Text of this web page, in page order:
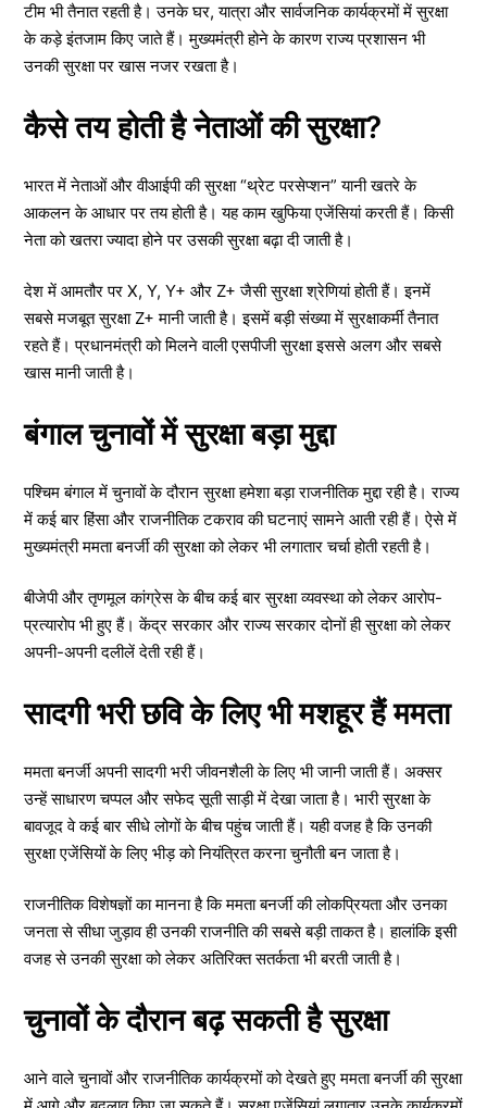
टीम भी तैनात रहती है। उनके घर, यात्रा और सार्वजनिक कार्यक्रमों में सुरक्षा
के कड़े इंतजाम किए जाते हैं। मुख्यमंत्री होने के कारण राज्य प्रशासन भी
उनकी सुरक्षा पर खास नजर रखता है।
कैसे तय होती है नेताओं की सुरक्षा?
भारत में नेताओं और वीआईपी की सुरक्षा “थ्रेट परसेप्शन” यानी खतरे के
आकलन के आधार पर तय होती है। यह काम खुफिया एजेंसियां करती हैं। किसी
नेता को खतरा ज्यादा होने पर उसकी सुरक्षा बढ़ा दी जाती है।
देश में आमतौर पर X, Y, Y+ और Z+ जैसी सुरक्षा श्रेणियां होती हैं। इनमें
सबसे मजबूत सुरक्षा Z+ मानी जाती है। इसमें बड़ी संख्या में सुरक्षाकर्मी तैनात
रहते हैं। प्रधानमंत्री को मिलने वाली एसपीजी सुरक्षा इससे अलग और सबसे
खास मानी जाती है।
बंगाल चुनावों में सुरक्षा बड़ा मुद्दा
पश्चिम बंगाल में चुनावों के दौरान सुरक्षा हमेशा बड़ा राजनीतिक मुद्दा रही है। राज्य
में कई बार हिंसा और राजनीतिक टकराव की घटनाएं सामने आती रही हैं। ऐसे में
मुख्यमंत्री ममता बनर्जी की सुरक्षा को लेकर भी लगातार चर्चा होती रहती है।
बीजेपी और तृणमूल कांग्रेस के बीच कई बार सुरक्षा व्यवस्था को लेकर आरोप-
प्रत्यारोप भी हुए हैं। केंद्र सरकार और राज्य सरकार दोनों ही सुरक्षा को लेकर
अपनी-अपनी दलीलें देती रही हैं।
सादगी भरी छवि के लिए भी मशहूर हैं ममता
ममता बनर्जी अपनी सादगी भरी जीवनशैली के लिए भी जानी जाती हैं। अक्सर
उन्हें साधारण चप्पल और सफेद सूती साड़ी में देखा जाता है। भारी सुरक्षा के
बावजूद वे कई बार सीधे लोगों के बीच पहुंच जाती हैं। यही वजह है कि उनकी
सुरक्षा एजेंसियों के लिए भीड़ को नियंत्रित करना चुनौती बन जाता है।
राजनीतिक विशेषज्ञों का मानना है कि ममता बनर्जी की लोकप्रियता और उनका
जनता से सीधा जुड़ाव ही उनकी राजनीति की सबसे बड़ी ताकत है। हालांकि इसी
वजह से उनकी सुरक्षा को लेकर अतिरिक्त सतर्कता भी बरती जाती है।
चुनावों के दौरान बढ़ सकती है सुरक्षा
आने वाले चुनावों और राजनीतिक कार्यक्रमों को देखते हुए ममता बनर्जी की सुरक्षा